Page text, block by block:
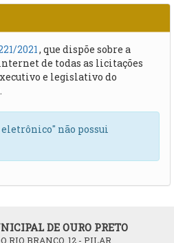
2021 , que dispõe sobre a
de todas as licitações
e legislativo do
não possui
DE OURO PRETO
RIO BRANCO, 12 - PILAR